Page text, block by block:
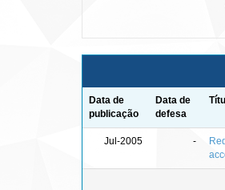
Data de
publicação
Data de
defesa
Jul-2005 -